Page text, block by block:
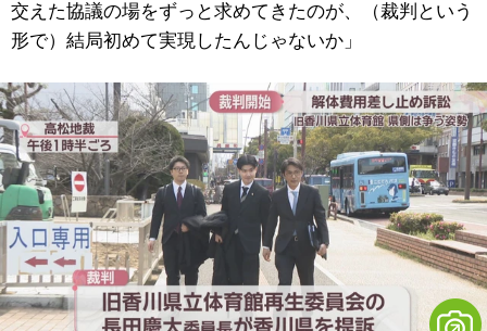
交えた協議の場をずっと求めてきたのが、（裁判という
形で）結局初めて実現したんじゃないか」